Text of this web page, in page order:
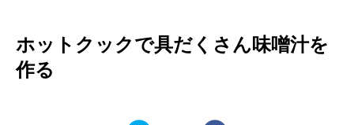
ホットクックで具だくさん味噌汁を
作る